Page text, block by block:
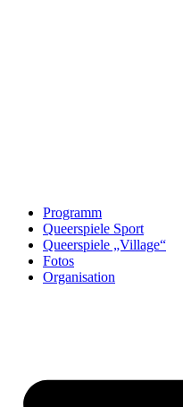
Programm
Queerspiele Sport
Queerspiele „Village“
Fotos
Organisation